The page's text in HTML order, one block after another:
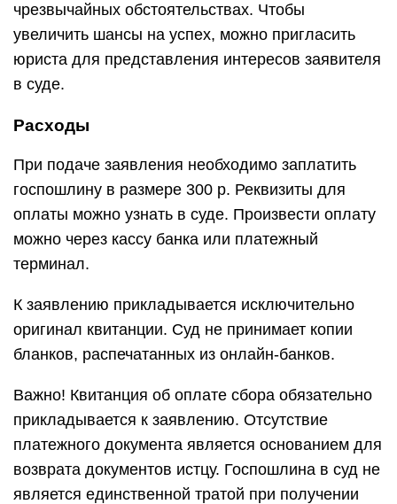
чрезвычайных обстоятельствах. Чтобы
увеличить шансы на успех, можно пригласить
юриста для представления интересов заявителя
в суде.
Расходы
При подаче заявления необходимо заплатить
госпошлину в размере 300 р. Реквизиты для
оплаты можно узнать в суде. Произвести оплату
можно через кассу банка или платежный
терминал.
К заявлению прикладывается исключительно
оригинал квитанции. Суд не принимает копии
бланков, распечатанных из онлайн-банков.
Важно! Квитанция об оплате сбора обязательно
прикладывается к заявлению. Отсутствие
платежного документа является основанием для
возврата документов истцу. Госпошлина в суд не
является единственной тратой при получении